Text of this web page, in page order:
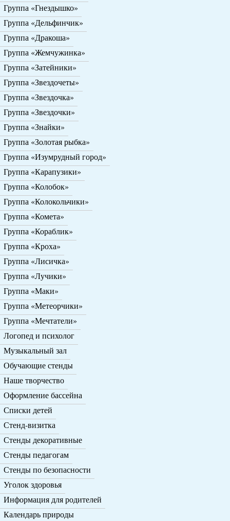
Группа «Гнездышко»
Группа «Дельфинчик»
Группа «Дракоша»
Группа «Жемчужинка»
Группа «Затейники»
Группа «Звездочеты»
Группа «Звездочка»
Группа «Звездочки»
Группа «Знайки»
Группа «Золотая рыбка»
Группа «Изумрудный город»
Группа «Карапузики»
Группа «Колобок»
Группа «Колокольчики»
Группа «Комета»
Группа «Кораблик»
Группа «Кроха»
Группа «Лисичка»
Группа «Лучики»
Группа «Маки»
Группа «Метеорчики»
Группа «Мечтатели»
Логопед и психолог
Музыкальный зал
Обучающие стенды
Наше творчество
Оформление бассейна
Списки детей
Стенд-визитка
Стенды декоративные
Стенды педагогам
Стенды по безопасности
Уголок здоровья
Информация для родителей
Календарь природы